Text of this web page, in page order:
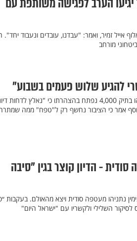
אייל זמיר, ואמר: "עבדנו, עובדים ונעבוד יחד".
מורחב
להגיע שלוש פעמים בשבוע"
היום הרביעי לחקירתו הנגדית של ראש הממשלה בנימין נתניהו בתיק 4,000 נפתח בהצהרתו כי "נאלץ
אמר כי הציבור נחשף רק ל"טפח" ממה
- הדיון קוצר בגין "סיבה
נתניהו מעטפה סודית ויצא מהאולם. בעקבות